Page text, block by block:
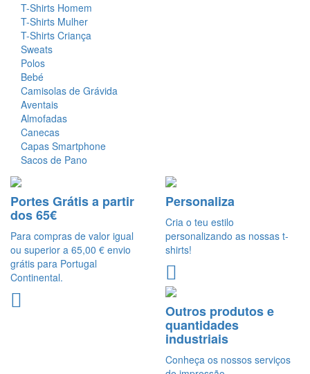
T-Shirts Homem
T-Shirts Mulher
T-Shirts Criança
Sweats
Polos
Bebé
Camisolas de Grávida
Aventais
Almofadas
Canecas
Capas Smartphone
Sacos de Pano
Portes Grátis a partir
dos 65€
Para compras de valor igual
ou superior a 65,00 € envio
grátis para Portugal
Continental.
Personaliza
Cria o teu estilo
personalizando as nossas t-
shirts!
Outros produtos e
quantidades
industriais
Conheça os nossos serviços